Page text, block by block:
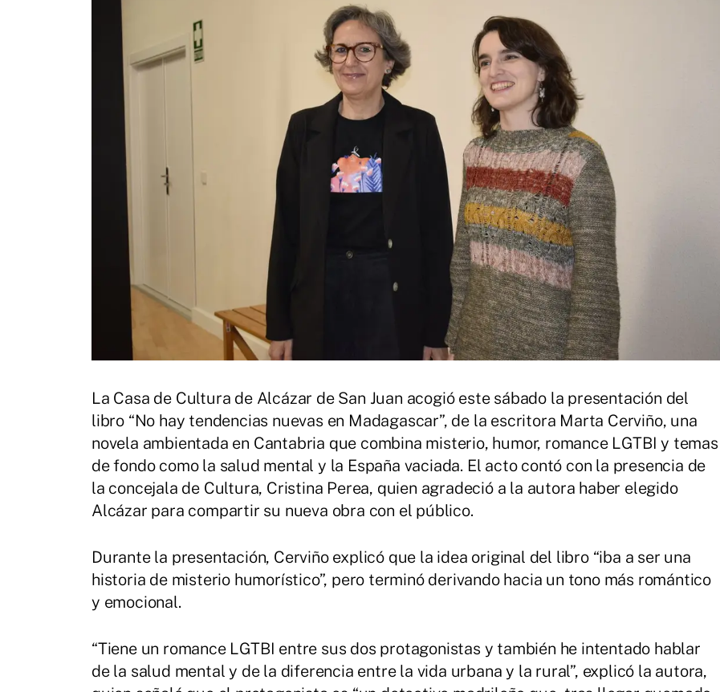
La Casa de Cultura de Alcázar de San Juan acogió este sábado la presentación del
libro “No hay tendencias nuevas en Madagascar”, de la escritora Marta Cerviño, una
novela ambientada en Cantabria que combina misterio, humor, romance LGTBI y temas
de fondo como la salud mental y la España vaciada. El acto contó con la presencia de
la concejala de Cultura, Cristina Perea, quien agradeció a la autora haber elegido
Alcázar para compartir su nueva obra con el público.
Durante la presentación, Cerviño explicó que la idea original del libro “iba a ser una
historia de misterio humorístico”, pero terminó derivando hacia un tono más romántico
y emocional.
“Tiene un romance LGTBI entre sus dos protagonistas y también he intentado hablar
de la salud mental y de la diferencia entre la vida urbana y la rural”, explicó la autora,